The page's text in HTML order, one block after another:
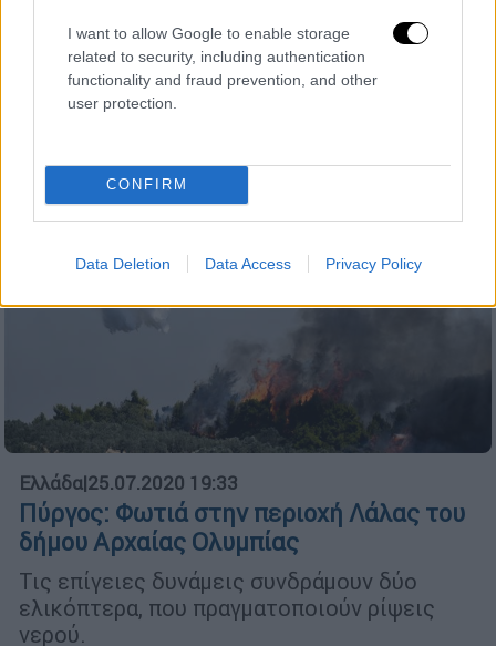
I want to allow Google to enable storage
related to security, including authentication
functionality and fraud prevention, and other
user protection.
CONFIRM
Data Deletion Data Access Privacy Policy
Ενισχύθηκαν οι αρχικές πυροσβεστικές
δυνάμεις οι οποίες είχαν σπεύσει για την
κατάσβεση – Ενισχύονται και τα εναέρια
Ελλάδα|25.07.2020 19:33
Πύργος: Φωτιά στην περιοχή Λάλας του
δήμου Αρχαίας Ολυμπίας
Τις επίγειες δυνάμεις συνδράμουν δύο
ελικόπτερα, που πραγματοποιούν ρίψεις
νερού.